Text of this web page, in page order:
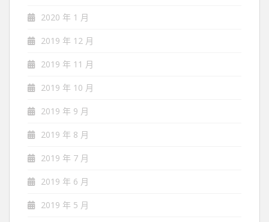
2020 年 1 月
2019 年 12 月
2019 年 11 月
2019 年 10 月
2019 年 9 月
2019 年 8 月
2019 年 7 月
2019 年 6 月
2019 年 5 月